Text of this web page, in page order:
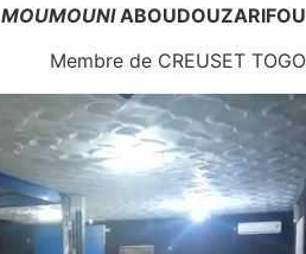
MOUMOUNIABOUDOUZARIFOU
Membre de CREUSET TOGO